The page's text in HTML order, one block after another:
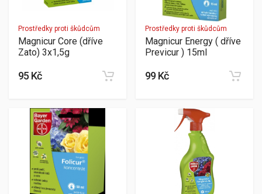
Prostředky proti škůdcům
Magnicur Core (dříve
Zato) 3x1,5g
95 Kč
Prostředky proti škůdcům
Magnicur Energy ( dříve
Previcur ) 15ml
99 Kč